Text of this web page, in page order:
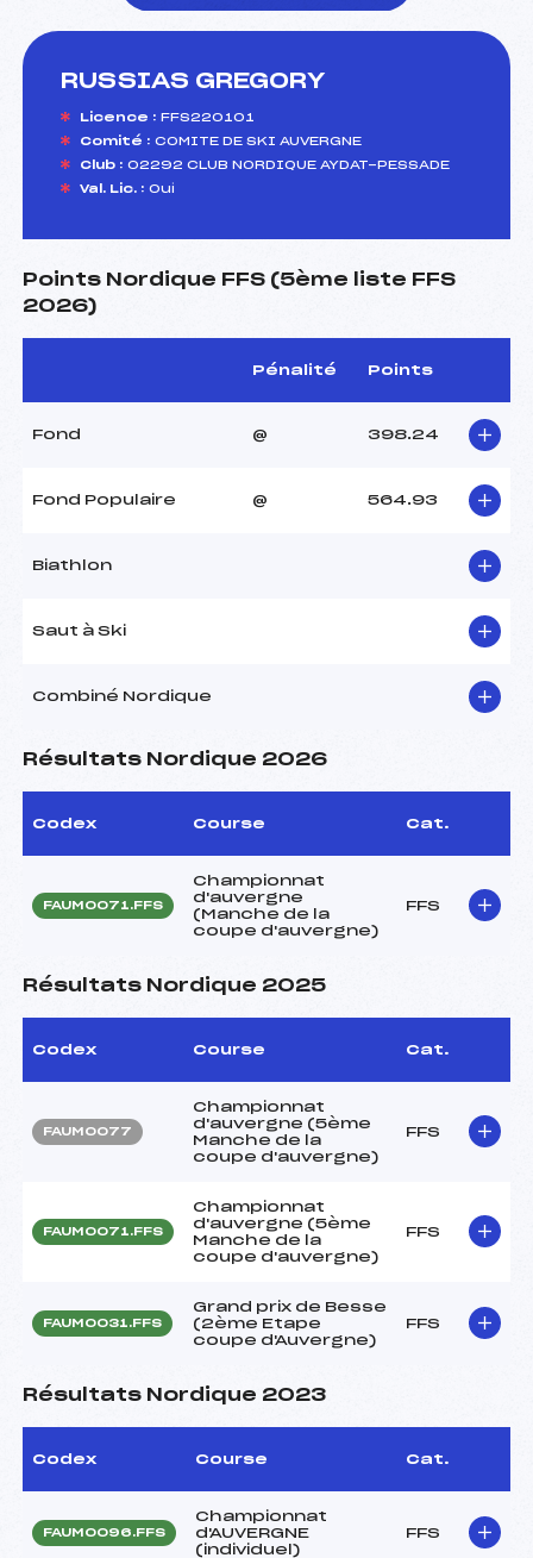
RUSSIAS GREGORY
Licence : FFS220101
Comité : COMITE DE SKI AUVERGNE
Club : 02292 CLUB NORDIQUE AYDAT-PESSADE
Val. Lic. : Oui
Points Nordique FFS (5ème liste FFS
2026)
Pénalité Points
Fond @ 398.24
Fond Populaire @ 564.93
Biathlon
Saut à Ski
Combiné Nordique
Résultats Nordique 2026
Codex Course Cat.
FAUM0071.FFS
Championnat
d'auvergne
(Manche de la
coupe d'auvergne)
FFS
Résultats Nordique 2025
Codex Course Cat.
FAUM0077
Championnat
d'auvergne (5ème
Manche de la
coupe d'auvergne)
FFS
FAUM0071.FFS
Championnat
d'auvergne (5ème
Manche de la
coupe d'auvergne)
FFS
FAUM0031.FFS
Grand prix de Besse
(2ème Etape
coupe d'Auvergne)
FFS
Résultats Nordique 2023
Codex Course Cat.
FAUM0096.FFS
Championnat
d'AUVERGNE
(individuel)
FFS